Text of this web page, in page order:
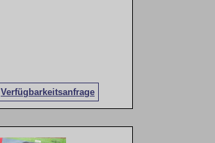
Verfügbarkeitsanfrage